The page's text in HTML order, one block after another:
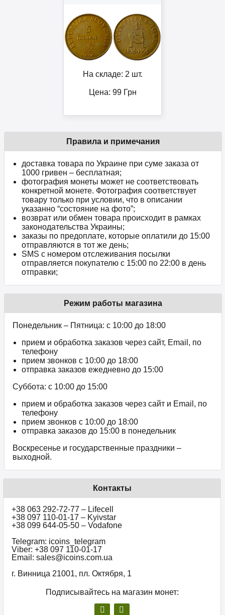
На складе: 2 шт.
Цена: 99Грн
Правила и примечания
доставка товара по Украине при суме заказа от
1000 гривен – бесплатная;
фотография монеты может не соответствовать
конкретной монете. Фотография соответствует
товару только при условии, что в описании
указанно “состояние на фото”;
возврат или обмен товара происходит в рамках
законодательства Украины;
заказы по предоплате, которые оплатили до 15:00
отправляются в тот же день;
SMS с номером отслеживания посылки
отправляется покупателю с 15:00 по 22:00 в день
отправки;
Режим работы магазина
Понедельник – Пятница: с 10:00 до 18:00
прием и обработка заказов через сайт, Email, по
телефону
прием звонков c 10:00 до 18:00
отправка заказов ежедневно до 15:00
Суббота: с 10:00 до 15:00
прием и обработка заказов через сайт и Email, по
телефону
прием звонков c 10:00 до 18:00
отправка заказов до 15:00 в понедельник
Воскресенье и государственные праздники –
выходной.
Контакты
+38 063 292-72-77 – Lifecell
+38 097 110-01-17 – Kyivstar
+38 099 644-05-50 – Vodafone
Telegram: icoins_telegram
Viber: +38 097 110-01-17
Email: sales@icoins.com.ua
г. Винница 21001, пл. Октября, 1
Подписывайтесь на магазин монет: